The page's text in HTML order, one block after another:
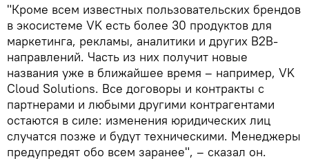
"Кроме всем известных пользовательских брендов
в экосистеме VK есть более 30 продуктов для
маркетинга, рекламы, аналитики и других B2B-
направлений. Часть из них получит новые
названия уже в ближайшее время – например, VK
Cloud Solutions. Все договоры и контракты с
партнерами и любыми другими контрагентами
остаются в силе: изменения юридических лиц
случатся позже и будут техническими. Менеджеры
предупредят обо всем заранее", – сказал он.